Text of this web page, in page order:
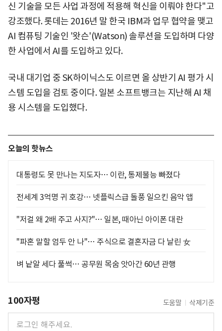
신 기술을 모든 사업 과정에 적용해 혁신을 이뤄야 한다"고
강조했다. 롯데는 2016년 말 한국 IBM과 업무 협약을 맺고
AI 컴퓨팅 기술인 '왓슨'(Watson) 솔루션을 도입하며 다양
한 사업에서 AI를 도입하고 있다.
국내 대기업 중 SK하이닉스도 이르면 올 상반기 AI 평가 시
스템 도입을 검토 중이다. 일본 소프트뱅크는 지난해 AI 채
용 시스템을 도입했다.
오늘의 핫뉴스
대통령도 못 만나는 지도자… 이란, 통제불능 빠졌다
전세계 3억명 귀 호강… 넷플릭스급 돌풍 일으킨 음악 앱
"저걸 왜 2배 주고 사지?"… 일본, 때아닌 아이폰 대란
"파혼 말할 엄두 안 나"… 주식으로 결혼자금 다 날린 女
벼 낱알 세다 풀썩… 공무원 목숨 앗아간 60년 관행
100자평 도움말 삭제기준